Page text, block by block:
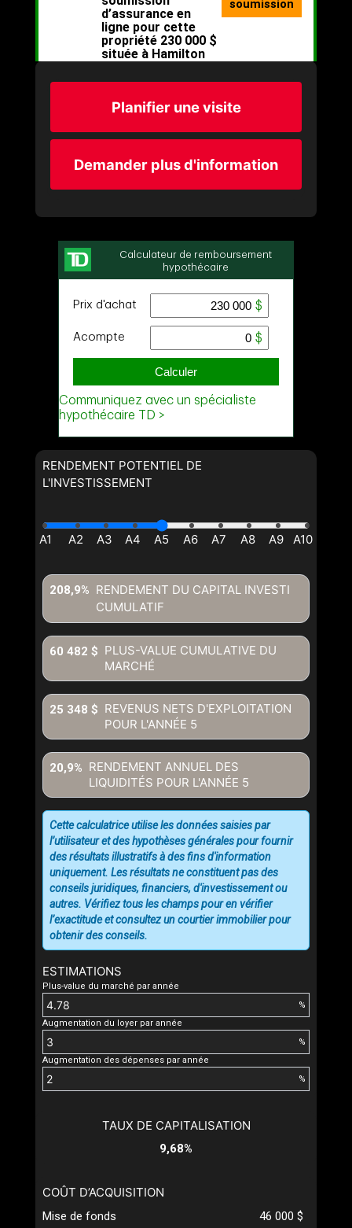
Planifier une visite
Demander plus d'information
RENDEMENT POTENTIEL DE
L'INVESTISSEMENT
RENDEMENT DU CAPITAL INVESTI
CUMULATIF
208,9%
PLUS-VALUE CUMULATIVE DU
MARCHÉ
60 482 $
REVENUS NETS D'EXPLOITATION
POUR L'ANNÉE 5
25 348 $
RENDEMENT ANNUEL DES
LIQUIDITÉS POUR L'ANNÉE 5
20,9%
ESTIMATIONS
Plus-value du marché par année
%
Augmentation du loyer par année
%
Augmentation des dépenses par année
%
Cette calculatrice utilise les données saisies par
l’utilisateur et des hypothèses générales pour fournir
des résultats illustratifs à des fins d'information
uniquement. Les résultats ne constituent pas des
conseils juridiques, financiers, d'investissement ou
autres. Vérifiez tous les champs pour en vérifier
l’exactitude et consultez un courtier immobilier pour
obtenir des conseils.
TAUX DE CAPITALISATION
9,68%
COÛT D’ACQUISITION
Mise de fonds 46 000 $